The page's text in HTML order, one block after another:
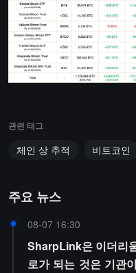
관련 태그
체인 상 추적 비트코인
주요 뉴스
08-07 16:30
SharpLink은 이더리
로가 되는 것은 기관